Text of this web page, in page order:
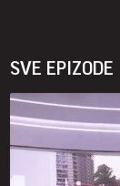
SVE EPIZODE